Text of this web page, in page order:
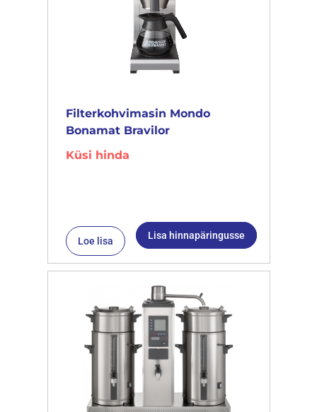
Filterkohvimasin Mondo
Bonamat Bravilor
Küsi hinda
Loe lisa Lisa hinnapäringusse